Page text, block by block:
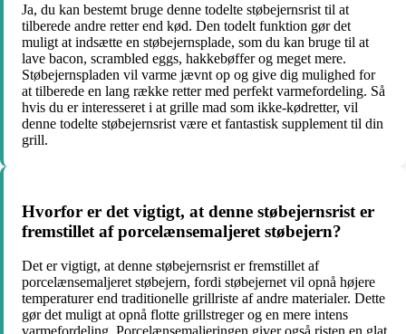
Ja, du kan bestemt bruge denne todelte støbejernsrist til at
tilberede andre retter end kød. Den todelt funktion gør det
muligt at indsætte en støbejernsplade, som du kan bruge til at
lave bacon, scrambled eggs, hakkebøffer og meget mere.
Støbejernspladen vil varme jævnt op og give dig mulighed for
at tilberede en lang række retter med perfekt varmefordeling. Så
hvis du er interesseret i at grille mad som ikke-kødretter, vil
denne todelte støbejernsrist være et fantastisk supplement til din
grill.
Hvorfor er det vigtigt, at denne støbejernsrist er
fremstillet af porcelænsemaljeret støbejern?
Det er vigtigt, at denne støbejernsrist er fremstillet af
porcelænsemaljeret støbejern, fordi støbejernet vil opnå højere
temperaturer end traditionelle grillriste af andre materialer. Dette
gør det muligt at opnå flotte grillstreger og en mere intens